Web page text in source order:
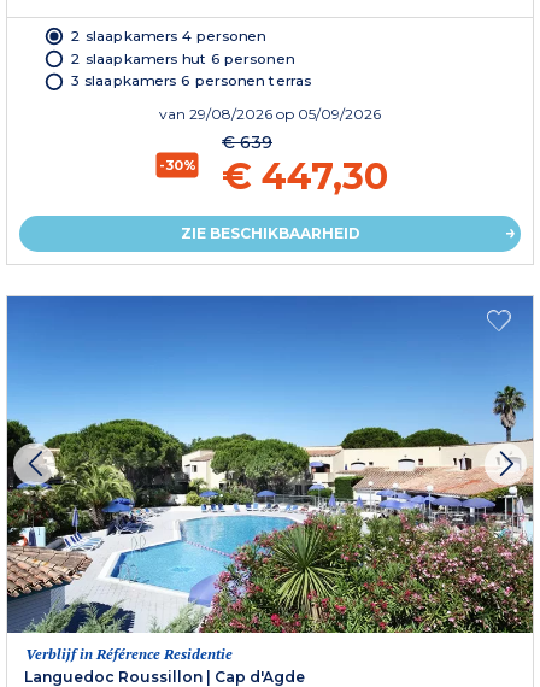
2 slaapkamers 4 personen
2 slaapkamers hut 6 personen
3 slaapkamers 6 personen terras
van 29/08/2026 op 05/09/2026
-30%
€ 639
€ 447,30
ZIE BESCHIKBAARHEID
Verblijf in Référence Residentie
Languedoc Roussillon | Cap d'Agde